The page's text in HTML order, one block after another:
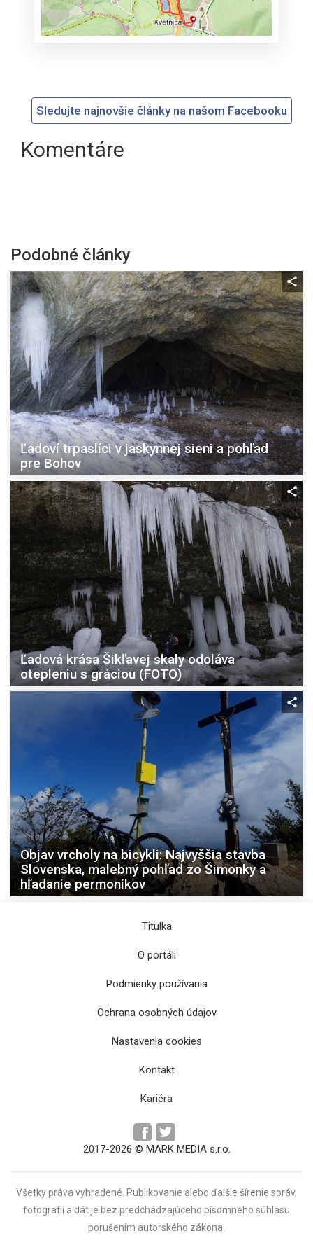
Sledujte najnovšie články na našom Facebooku
Komentáre
Podobné články
Ľadoví trpaslíci v jaskynnej sieni a pohľad
pre Bohov
Ľadová krása Šikľavej skaly odoláva
otepleniu s gráciou (FOTO)
Objav vrcholy na bicykli: Najvyššia stavba
Slovenska, malebný pohľad zo Šimonky a
hľadanie permoníkov
Titulka
O portáli
Podmienky používania
Ochrana osobných údajov
Nastavenia cookies
Kontakt
Kariéra
2017-2026 © MARK MEDIA s.r.o.
Všetky práva vyhradené. Publikovanie alebo ďalšie šírenie správ,
fotografií a dát je bez predchádzajúceho písomného súhlasu
porušením autorského zákona.